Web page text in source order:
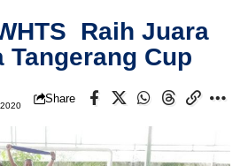
Raih Juara
Tangerang Cup
Share